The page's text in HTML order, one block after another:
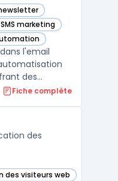
catégorie
marketing
catégorie
catégorie
l'email
des
email efficaces
facilite la
cib ...
Fiche complète
des
des visiteurs web
catégorie